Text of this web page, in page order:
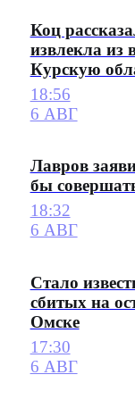
Коц
извлекла из
Курскую
18:56
6 АВГ
Лавров
бы
18:32
6 АВГ
Стало
сбитых на
Омске
17:30
6 АВГ